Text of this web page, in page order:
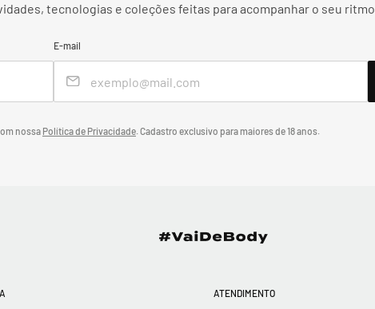
tecnologias e coleções feitas para acompanhar o seu ritmo.
E-mail
nossa Política de Privacidade.Cadastro exclusivo para maiores de 18 anos.
ATENDIMENTO